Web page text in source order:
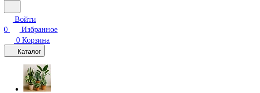
Войти
0
Избранное
0 Корзина
Каталог